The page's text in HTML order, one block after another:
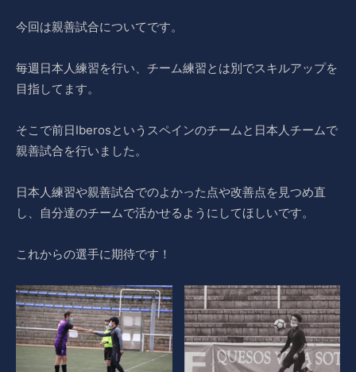
今回は親善試合についてです。
毎週日本人練習を行い、チーム練習とは別でスキルアップを
目指してます。
そこで前日Iberosというスペインのチームと日本人チームで
親善試合を行いました。
日本人練習や親善試合でのよかった点や改善点を見つめ直
し、自分達のチームで活かせるようにしてほしいです。
これからの選手に期待です！